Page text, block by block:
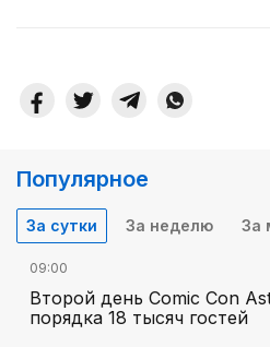
Популярное
За сутки За неделю За
09:00
Второй день Comic Con
порядка 18 тысяч гостей